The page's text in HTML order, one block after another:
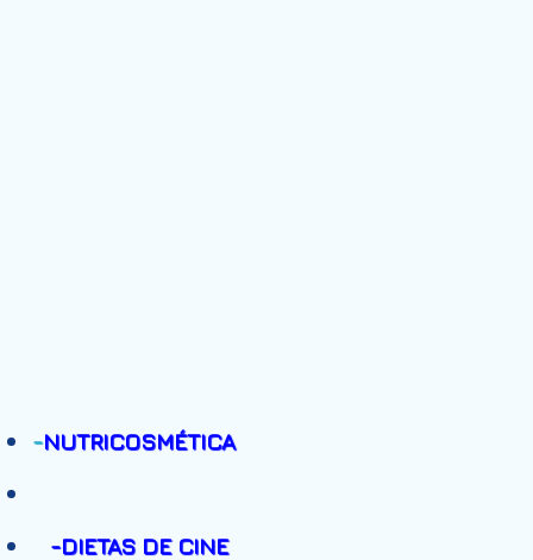
-NUTRICOSMÉTICA
-DIETAS DE CINE